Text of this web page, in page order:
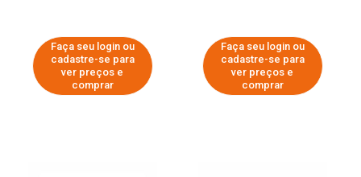
Faça seu login ou
cadastre-se para
ver preços e
comprar
Faça seu login ou
cadastre-se para
ver preços e
comprar